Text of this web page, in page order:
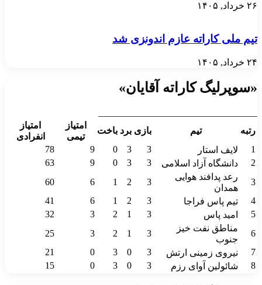
۲۶ خرداد, ۱۴۰۵
تیم ملی کاراته عازم اندونزی شد
۲۴ خرداد, ۱۴۰۵
«سوپرلیگ کاراته آقایان»
رتبه
تیم بازی برد باخت
امتیاز
تیمی
امتیاز
انفرادی
1
لایف استار 3
3
0
9
78
2
دانشگاه آزاد اسلامی 3
3
0
9
63
3
رعد پدافند هوایی
همدان
3
2
1
6
60
4
تیم پاس فراجا 3
2
1
6
41
5
امید پاس 3
1
2
3
32
6
مناطق نفت خیز
جنوب
3
1
2
3
25
7
نیروی زمینی ارتش 3
0
3
0
21
8
شائولین آوای رزم 3
0
3
0
15